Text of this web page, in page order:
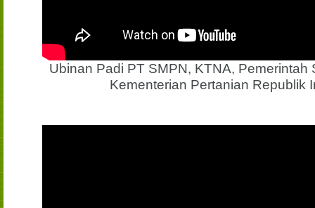
Ubinan Padi PT SMPN, KTNA, Pemerintah
Kementerian Pertanian Republik